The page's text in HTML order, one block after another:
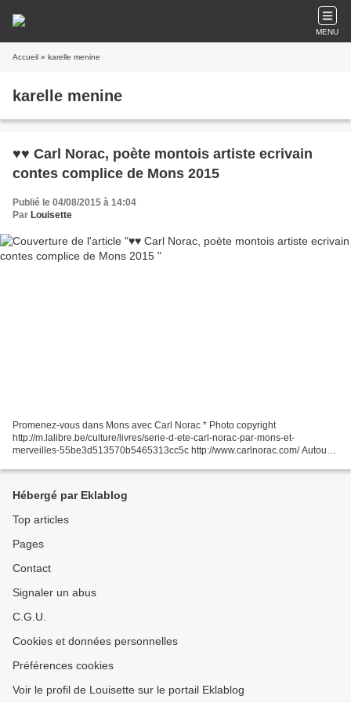
MENU
Accueil » karelle menine
karelle menine
♥♥ Carl Norac, poète montois artiste ecrivain
contes complice de Mons 2015
Publié le 04/08/2015 à 14:04
Par Louisette
Promenez-vous dans Mons avec Carl Norac * Photo copyright
http://m.lalibre.be/culture/livres/serie-d-ete-carl-norac-par-mons-et-
merveilles-55be3d513570b5465313cc5c http://www.carlnorac.com/ Autour
Hébergé par Eklablog
Top articles
Pages
Contact
Signaler un abus
C.G.U.
Cookies et données personnelles
Préférences cookies
Voir le profil de Louisette sur le portail Eklablog